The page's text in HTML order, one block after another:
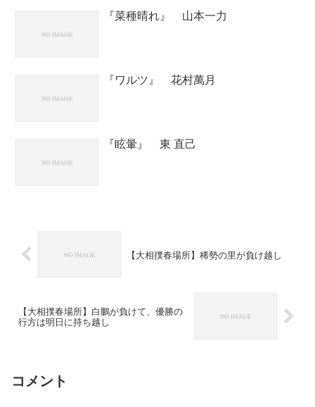
『菜種晴れ』 山本一力
『ワルツ』 花村萬月
『眩暈』 東 直己
【大相撲春場所】稀勢の里が負け越し
【大相撲春場所】白鵬が負けて、優勝の
行方は明日に持ち越し
コメント